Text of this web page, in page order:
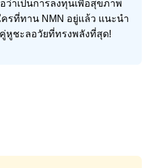
ว่าเป็นการลงทุนเพื่อสุขภาพ
รที่ทาน NMN อยู่แล้ว แนะนำ
หูชะลอวัยที่ทรงพลังที่สุด!